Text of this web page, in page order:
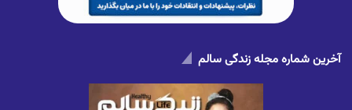
آخرین شماره مجله زندگی سالم